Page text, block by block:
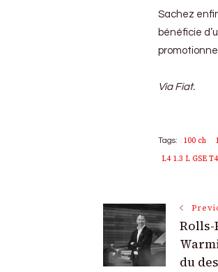
Sachez
bénéficie
Via Fiat.
Tags: 100 ch
L4 1.3 L GSE T4
Post
Rolls-
du